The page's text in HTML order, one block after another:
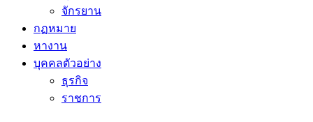
จักรยาน
กฏหมาย
หางาน
บุคคลตัวอย่าง
ธุรกิจ
ราชการ